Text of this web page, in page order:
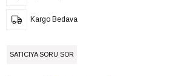
Kargo Bedava
SATICIYA SORU SOR